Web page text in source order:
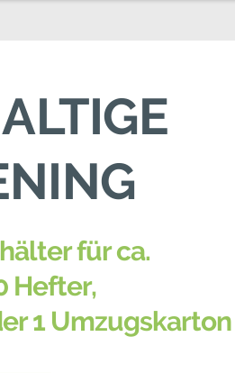
für ca.
Hefter,
1 Umzugskarton